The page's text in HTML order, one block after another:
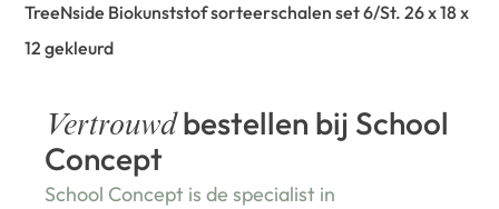
TreeNside Biokunststof sorteerschalen set 6/St. 26 x 18 x
12 gekleurd
Vertrouwdbestellen bij School
Concept
School Concept is de specialist in